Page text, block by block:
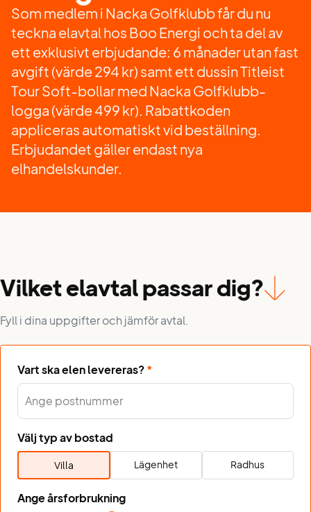
Som medlem i Nacka Golfklubb får du nu
teckna elavtal hos Boo Energi och ta del av
ett exklusivt erbjudande: 6 månader utan fast
avgift (värde 294 kr) samt ett dussin Titleist
Tour Soft-bollar med Nacka Golfklubb-
logga (värde 499 kr). Rabattkoden
appliceras automatiskt vid beställning.
Erbjudandet gäller endast nya
elhandelskunder.
Vilket elavtal passar dig?
Fyll i dina uppgifter och jämför avtal.
Vart ska elen levereras? *
Välj typ av bostad
Villa Lägenhet Radhus
Ange årsforbrukning